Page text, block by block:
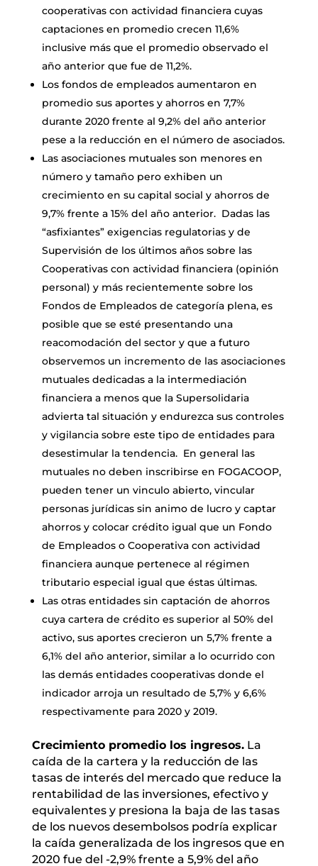
cooperativas con actividad financiera cuyas
captaciones en promedio crecen 11,6%
inclusive más que el promedio observado el
año anterior que fue de 11,2%.
Los fondos de empleados aumentaron en
promedio sus aportes y ahorros en 7,7%
durante 2020 frente al 9,2% del año anterior
pese a la reducción en el número de asociados.
Las asociaciones mutuales son menores en
número y tamaño pero exhiben un
crecimiento en su capital social y ahorros de
9,7% frente a 15% del año anterior. Dadas las
“asfixiantes” exigencias regulatorias y de
Supervisión de los últimos años sobre las
Cooperativas con actividad financiera (opinión
personal) y más recientemente sobre los
Fondos de Empleados de categoría plena, es
posible que se esté presentando una
reacomodación del sector y que a futuro
observemos un incremento de las asociaciones
mutuales dedicadas a la intermediación
financiera a menos que la Supersolidaria
advierta tal situación y endurezca sus controles
y vigilancia sobre este tipo de entidades para
desestimular la tendencia. En general las
mutuales no deben inscribirse en FOGACOOP,
pueden tener un vinculo abierto, vincular
personas jurídicas sin animo de lucro y captar
ahorros y colocar crédito igual que un Fondo
de Empleados o Cooperativa con actividad
financiera aunque pertenece al régimen
tributario especial igual que éstas últimas.
Las otras entidades sin captación de ahorros
cuya cartera de crédito es superior al 50% del
activo, sus aportes crecieron un 5,7% frente a
6,1% del año anterior, similar a lo ocurrido con
las demás entidades cooperativas donde el
indicador arroja un resultado de 5,7% y 6,6%
respectivamente para 2020 y 2019.
Crecimiento promedio los ingresos.La
caída de la cartera y la reducción de las
tasas de interés del mercado que reduce la
rentabilidad de las inversiones, efectivo y
equivalentes y presiona la baja de las tasas
de los nuevos desembolsos podría explicar
la caída generalizada de los ingresos que en
2020 fue del -2,9% frente a 5,9% del año